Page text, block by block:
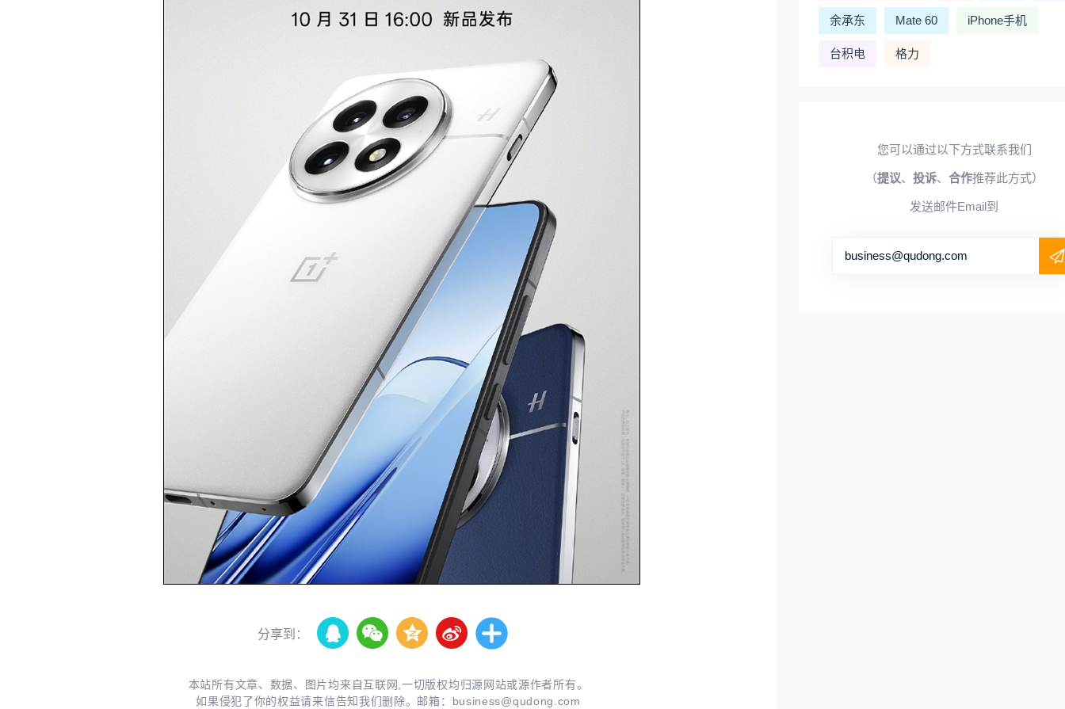
分享到：
本站所有文章、数据、图片均来自互联网,一切版权均归源网站或源作者所有。
如果侵犯了你的权益请来信告知我们删除。邮箱： business@qudong.com
余承东 Mate 60 iPhone手机
台积电 格力
您可以通过以下方式联系我们
（提议、 投诉、 合作推荐此方式）
发送邮件Email到
business@qudong.com